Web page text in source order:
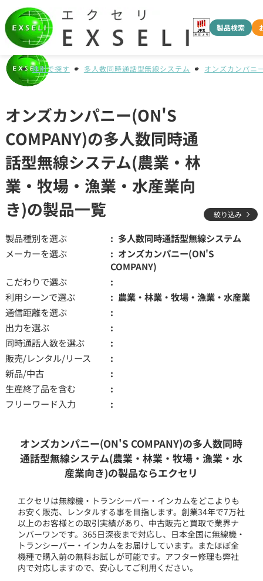
製品検索
種別で探す 多人数同時通話型無線システム オンズカンパニ
オンズカンパニー(ON'S
COMPANY)の多人数同時通
話型無線システム(農業・林
業・牧場・漁業・水産業向
き)の製品一覧
絞り込み
製品種別を選ぶ
多人数同時通話型無線システム
メーカーを選ぶ
オンズカンパニー(ON'S
COMPANY)
こだわりで選ぶ
利用シーンで選ぶ
農業・林業・牧場・漁業・水産業
通信距離を選ぶ
出力を選ぶ
同時通話人数を選ぶ
販売/レンタル/リース
新品/中古
生産終了品を含む
フリーワード入力
オンズカンパニー(ON'S COMPANY)の多人数同時
通話型無線システム(農業・林業・牧場・漁業・水
産業向き)の製品ならエクセリ
エクセリは無線機・トランシーバー・インカムをどこよりも
お安く販売、レンタルする事を目指します。創業34年で7万社
以上のお客様との取引実績があり、中古販売と買取で業界ナ
ンバーワンです。365日深夜まで対応し、日本全国に無線機・
トランシーバー・インカムをお届けしています。またほぼ全
機種で購入前の無料お試しが可能です。アフター修理も弊社
内で対応しますので、安心してご利用ください。